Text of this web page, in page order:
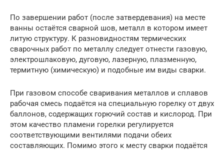
По завершении работ (после затвердевания) на месте
ванны остаётся сварной шов, металл в котором имеет
литую структуру. К разновидностям термических
сварочных работ по металлу следует отнести газовую,
электрошлаковую, дуговую, лазерную, плазменную,
термитную (химическую) и подобные им виды сварки.
При газовом способе сваривания металлов и сплавов
рабочая смесь подаётся на специальную горелку от двух
баллонов, содержащих горючий состав и кислород. При
этом качество пламени горелки регулируется
соответствующими вентилями подачи обеих
составляющих. Помимо этого к месту сварки подаётся